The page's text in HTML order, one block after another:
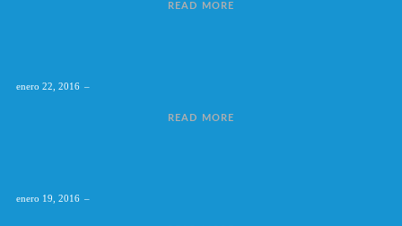
READ MORE
enero 22, 2016
READ MORE
enero 19, 2016